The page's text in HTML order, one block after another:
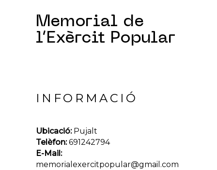
Memorial de
l’Exèrcit Popular
INFORMACIÓ
Ubicació: Pujalt
Telèfon: 691242794
E-Mail:
memorialexercitpopular@gmail.com